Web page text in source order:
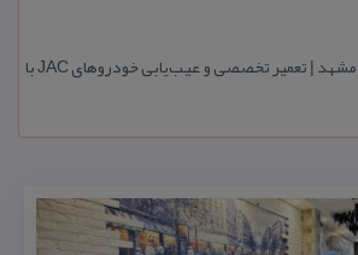
امداد خودرو جك در مشهد | تعمیر تخصصی و عیب‌یابی خودروهای JAC با